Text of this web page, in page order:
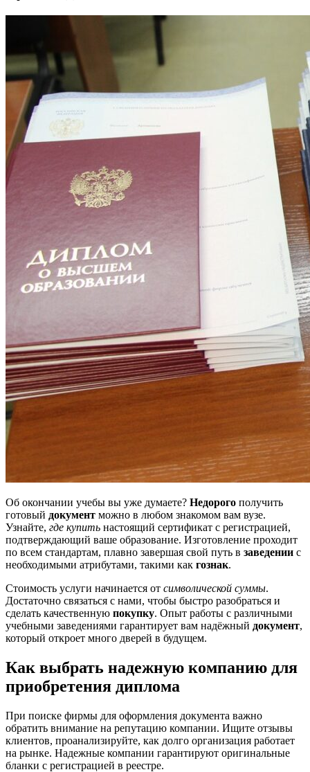
Об окончании учебы вы уже думаете? Недорого получить
готовый документ можно в любом знакомом вам вузе.
Узнайте, где купить настоящий сертификат с регистрацией,
подтверждающий ваше образование. Изготовление проходит
по всем стандартам, плавно завершая свой путь в заведении с
необходимыми атрибутами, такими как гознак.
Стоимость услуги начинается от символической суммы.
Достаточно связаться с нами, чтобы быстро разобраться и
сделать качественную покупку. Опыт работы с различными
учебными заведениями гарантирует вам надёжный документ,
который откроет много дверей в будущем.
Как выбрать надежную компанию для
приобретения диплома
При поиске фирмы для оформления документа важно
обратить внимание на репутацию компании. Ищите отзывы
клиентов, проанализируйте, как долго организация работает
на рынке. Надежные компании гарантируют оригинальные
бланки с регистрацией в реестре.